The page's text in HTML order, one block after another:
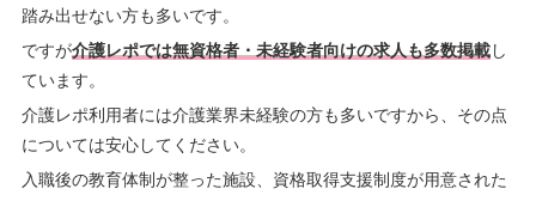
踏み出せない方も多いです。
ですが介護レポでは無資格者・未経験者向けの求人も多数掲載し
ています。
介護レポ利用者には介護業界未経験の方も多いですから、その点
については安心してください。
入職後の教育体制が整った施設、資格取得支援制度が用意された